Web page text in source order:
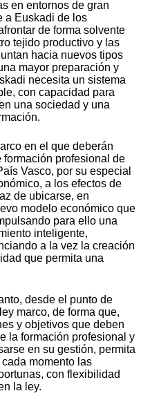
en entornos de gran
a Euskadi de los
de forma solvente
tejido productivo y las
hacia nuevos tipos
mayor preparación y
necesita un sistema
con capacidad para
una sociedad y una
en el que deberán
profesional de
Vasco, por su especial
a los efectos de
de ubicarse, en
modelo económico que
para ello una
inteligente,
a la vez la creación
que permita una
desde el punto de
marco, de forma que,
y objetivos que deben
la formación profesional y
en su gestión, permita
momento las
con flexibilidad
la ley.